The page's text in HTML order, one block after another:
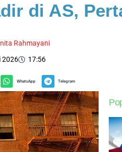
di AS,
Rahmayani
2026 17:56
WhatsApp Telegram